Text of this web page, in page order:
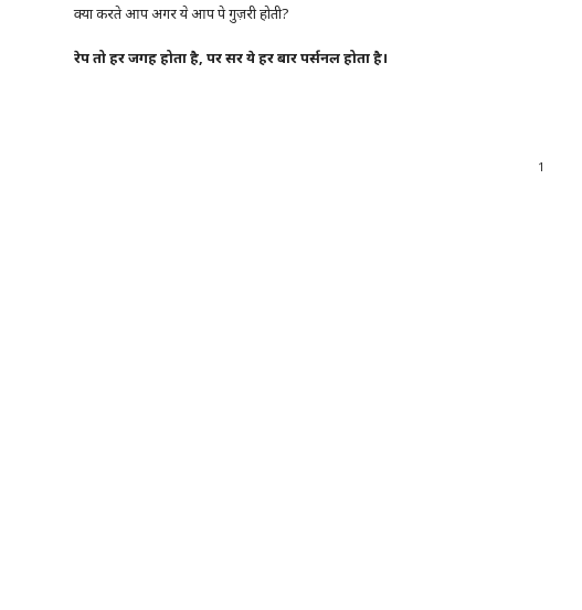
क्या करते आप अगर ये आप पे गुज़री होती?
रेपतोहरजगहहोताहै,परसरयेहरबारपर्सनलहोताहै।
1